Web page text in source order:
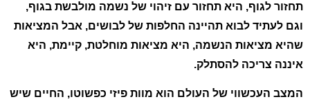
תחזור לגוף, היא תחזור עם זיהוי של נשמה מולבשת בגוף,
וגם לעתיד לבוא תהיינה החלפות של לבושים, אבל המציאות
שהיא מציאות הנשמה, היא מציאות מוחלטת, קיימת, היא
איננה צריכה להסתלק.
המצב העכשווי של העולם הוא מוות פיזי כפשוטו, החיים שיש